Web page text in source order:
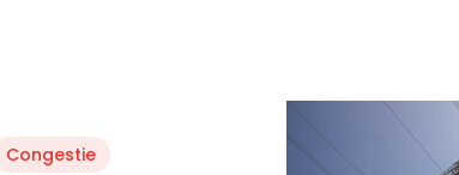
Congestie